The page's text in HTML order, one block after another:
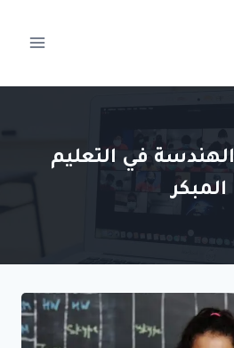
في التعليم
المبكر